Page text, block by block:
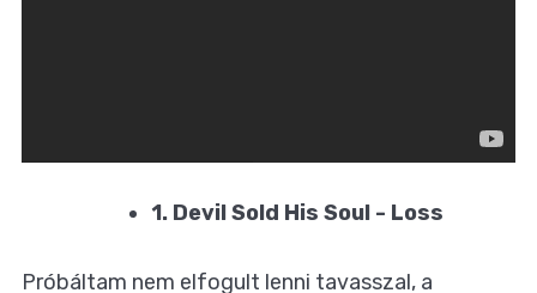
1. Devil Sold His Soul - Loss
Próbáltam nem elfogult lenni tavasszal, a